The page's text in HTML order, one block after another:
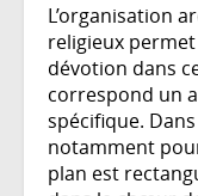
L’organisation
religieux
dévotion dans
correspond un
spécifique.
notamment
plan est